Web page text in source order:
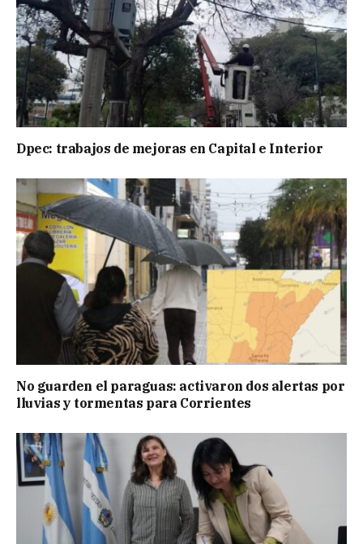
Dpec: trabajos de mejoras en Capital e Interior
No guarden el paraguas: activaron dos alertas por
lluvias y tormentas para Corrientes